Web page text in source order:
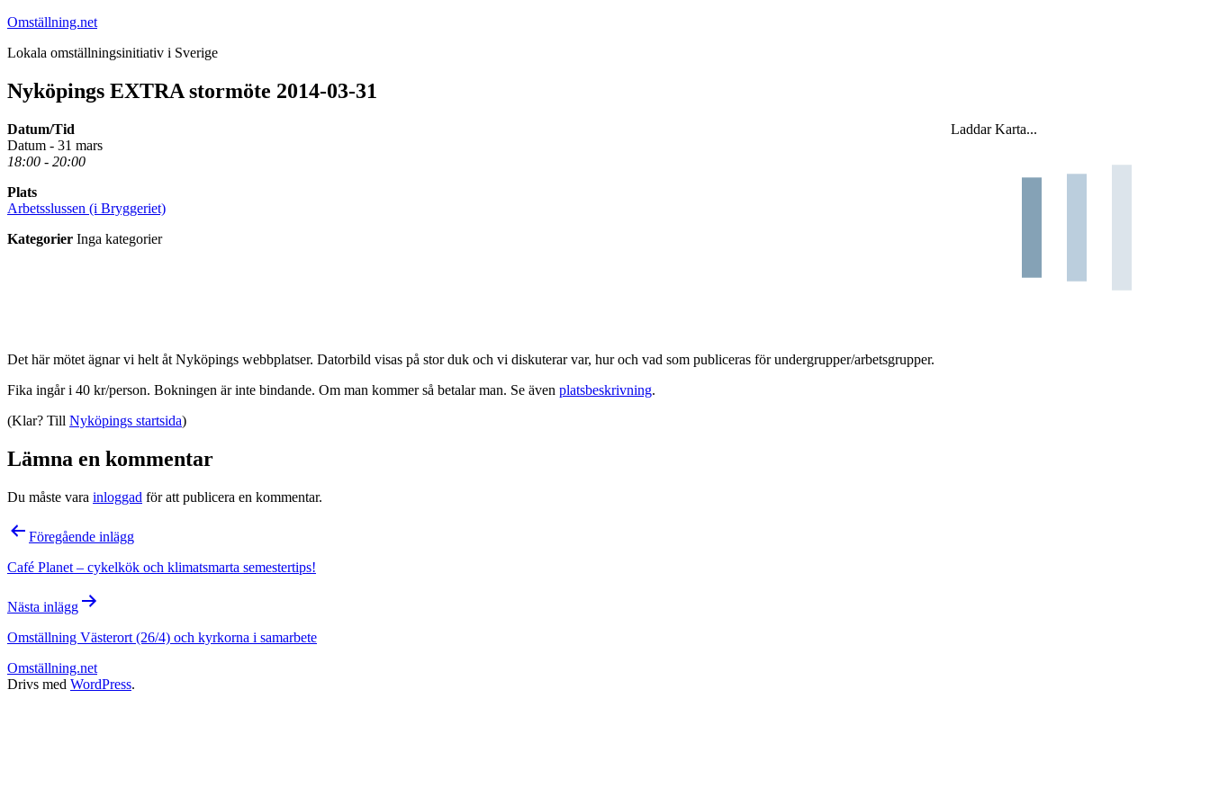
Hoppa
innehåll
Omställning.net
Lokala omställningsinitiativ i Sverige
Nyköpings EXTRA stormöte 2014-03-31
Laddar Karta...
Datum/Tid
Datum - 31 mars
18:00 - 20:00
Plats
Arbetsslussen (i Bryggeriet)
Kategorier Inga kategorier
Det här mötet ägnar vi helt åt Nyköpings webbplatser. Datorbild visas på stor duk och vi diskuterar var, hur och vad som publiceras för undergrupper/arbetsgrupper.
Fika ingår i 40 kr/person. Bokningen är inte bindande. Om man kommer så betalar man. Se även platsbeskrivning.
(Klar? Till Nyköpings startsida)
Lämna en kommentar
Du måste vara inloggad för att publicera en kommentar.
Inläggsnavigering
Föregående inlägg
Café Planet – cykelkök och klimatsmarta semestertips!
Nästa inlägg
Omställning Västerort (26/4) och kyrkorna i samarbete
Omställning.net
Drivs med WordPress.